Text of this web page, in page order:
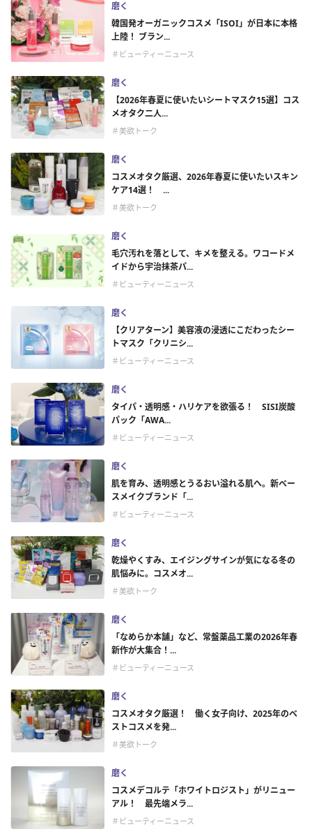
磨く
韓国発オーガニックコスメ「ISOI」が日本に本格
上陸！ ブラン...
＃ビューティーニュース
磨く
【2026年春夏に使いたいシートマスク15選】コス
メオタク二人...
＃美欲トーク
磨く
コスメオタク厳選、2026年春夏に使いたいスキン
ケア14選！ ...
＃美欲トーク
磨く
毛穴汚れを落として、キメを整える。ワコードメ
イドから宇治抹茶パ...
＃ビューティーニュース
磨く
【クリアターン】美容液の浸透にこだわったシー
トマスク「クリニシ...
＃ビューティーニュース
磨く
タイパ・透明感・ハリケアを欲張る！ SISI炭酸
パック「AWA...
＃ビューティーニュース
磨く
肌を育み、透明感とうるおい溢れる肌へ。新ベー
スメイクブランド「...
＃ビューティーニュース
磨く
乾燥やくすみ、エイジングサインが気になる冬の
肌悩みに。コスメオ...
＃美欲トーク
磨く
「なめらか本舗」など、常盤薬品工業の2026年春
新作が大集合！...
＃ビューティーニュース
磨く
コスメオタク厳選！ 働く女子向け、2025年のベ
ストコスメを発...
＃美欲トーク
磨く
コスメデコルテ「ホワイトロジスト」がリニュー
アル！ 最先端メラ...
＃ビューティーニュース